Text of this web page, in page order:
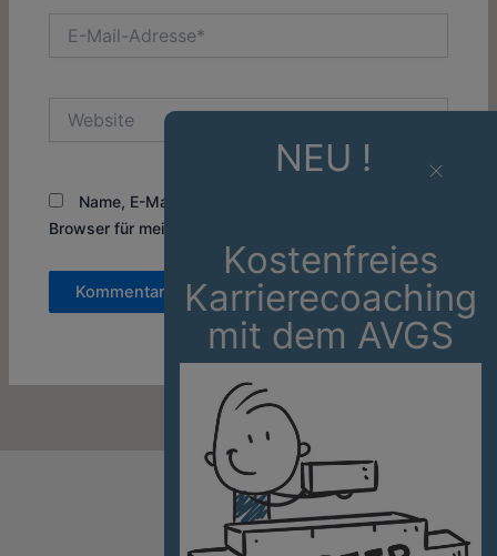
Mail-
Name, E-Mail-Adresse und Website in diesem
Browser für meinen nächsten Kommentar speichern.
Datenschutz
Impressum
NEU !
Kostenfreies
Karrierecoaching
mit dem AVGS